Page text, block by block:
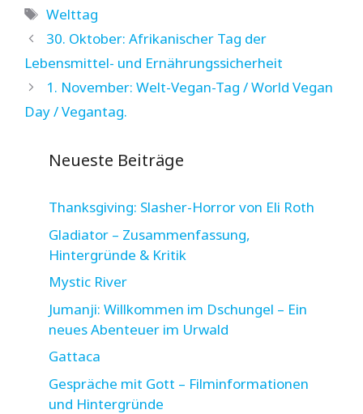
Schlagwörter
Welttag
30. Oktober: Afrikanischer Tag der
Lebensmittel- und Ernährungssicherheit
1. November: Welt-Vegan-Tag / World Vegan
Day / Vegantag.
Neueste Beiträge
Thanksgiving: Slasher-Horror von Eli Roth
Gladiator – Zusammenfassung,
Hintergründe & Kritik
Mystic River
Jumanji: Willkommen im Dschungel – Ein
neues Abenteuer im Urwald
Gattaca
Gespräche mit Gott – Filminformationen
und Hintergründe